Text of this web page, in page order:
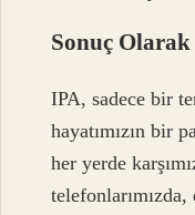
Sonuç Olarak
IPA, sadece bir
hayatımızın bir
her yerde